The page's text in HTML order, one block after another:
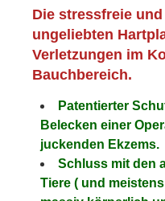
Die stressfreie
ungeliebten
Verletzungen im
Bauchbereich.
Patentierter
Belecken einer
juckenden Ekzems.
Schluss mit den
Tiere ( und